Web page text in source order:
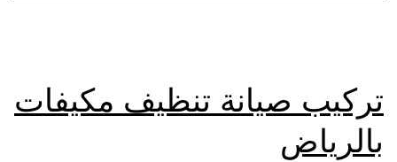
تركيب صيانة تنظيف مكيفات
بالرياض